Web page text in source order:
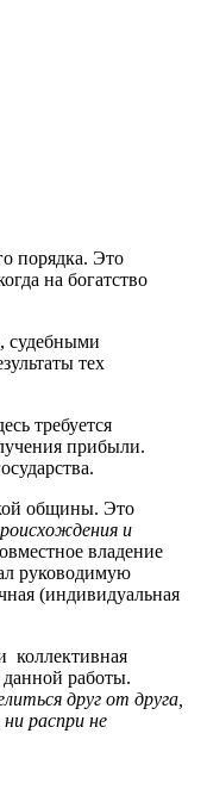
порядка. Это
на богатство
судебными
тех
требуется
прибыли.
общины. Это
и
владение
руководимую
(индивидуальная
коллективная
работы.
друг от друга,
распри не